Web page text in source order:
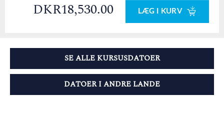
DKR18,530.00 LÆG I KURV
SE ALLE KURSUSDATOER
DATOER I ANDRE LANDE